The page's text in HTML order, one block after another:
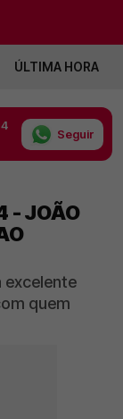
ÚLTIMA HORA
Seguir
- JOÃO
excelente
quem